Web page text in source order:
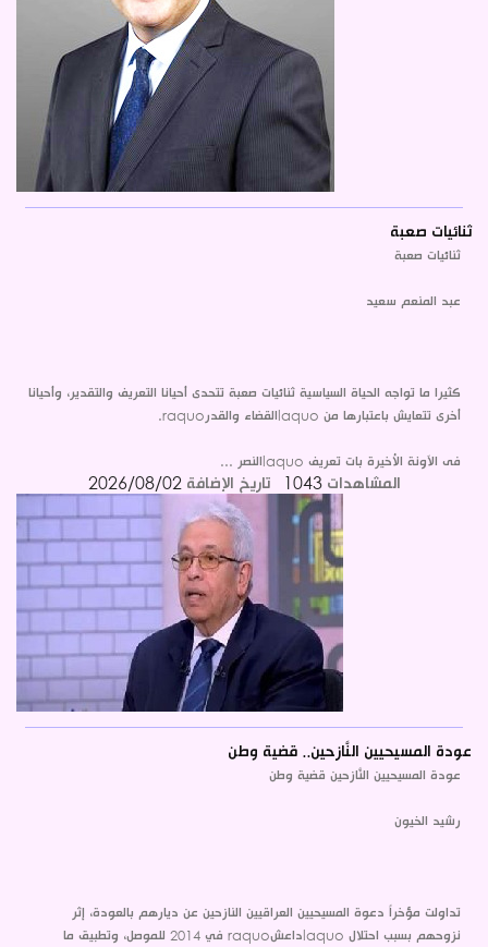
ثنائيات صعبة
ثنائيات صعبة
عبد المنعم سعيد
كثيرا ما تواجه الحياة السياسية ثنائيات صعبة تتحدى أحيانا التعريف والتقدير، وأحيانا
أخرى تتعايش باعتبارها من laquoالقضاء والقدرraquo.
فى الآونة الأخيرة بات تعريف laquoالنصر ...
المشاهدات 1043 تاريخ الإضافة 2026/08/02
عودة المسيحيين النَّازحين.. قضية وطن
عودة المسيحيين النَّازحين قضية وطن
رشيد الخيون
تداولت مؤخراً دعوة المسيحيين العراقيين النازحين عن ديارهم بالعودة، إثر
نزوحهم بسبب احتلال laquoداعشraquo في 2014 للموصل، وتطبيق ما